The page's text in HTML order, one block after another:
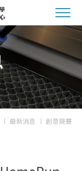
最新消息 創意競賽